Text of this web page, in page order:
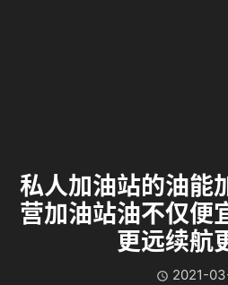
私人加油站的油能
营加油站油不仅便
更远续航
 2021-